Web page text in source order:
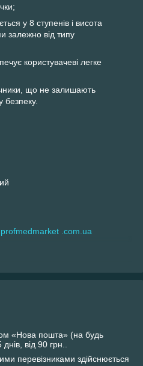
у 8 ступенів і висота
залежно від типу
користувачеві легке
що не залишають
безпеку.
profmedmarket .com.ua
«Нова пошта» (на будь
від 90 грн..
перевізниками здійснюється